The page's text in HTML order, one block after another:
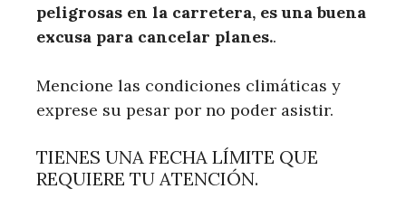
peligrosas en la carretera, es una buena
excusa para cancelar planes..
Mencione las condiciones climáticas y
exprese su pesar por no poder asistir.
TIENES UNA FECHA LÍMITE QUE
REQUIERE TU ATENCIÓN.